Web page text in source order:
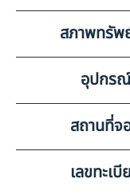
0
สภาพทรัพ
เสื่อมโทรมตามสภ
อุปกรณ์
แอร์,วิทยุเทป,ลำโ
FB,กะทะล้อ
สถานที่จ
บริษัท สยามอินเต
จำกัด อุดรธ
เลขทะเ